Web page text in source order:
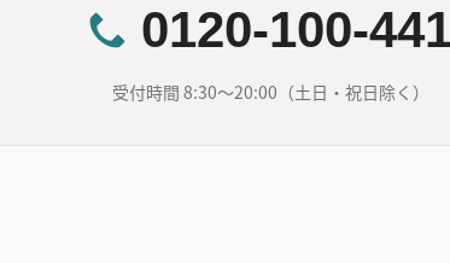
0120-100-
受付時間 8:30～20:00（土日・祝日除く）